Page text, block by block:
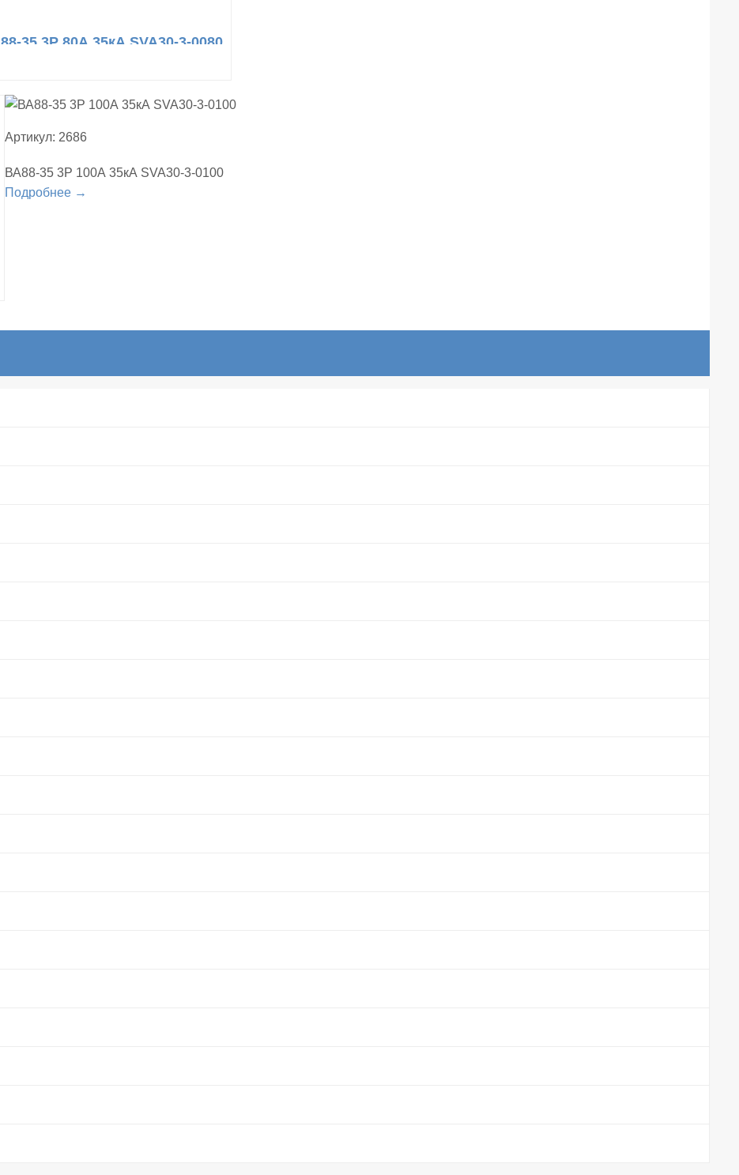
35 3Р 80А 35кА SVA30-3-0080
Артикул: 2686
ВА88-35 3Р 100А 35кА SVA30-3-0100
Подробнее →